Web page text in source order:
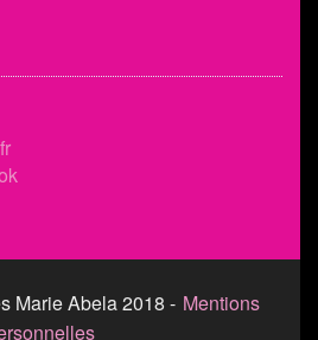
Marie Abela 2018 - Mentions